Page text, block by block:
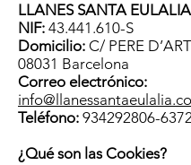
LLANES SANTA EULALIA
NIF: 43.441.610-S
Domicilio: C/ PERE
08031 Barcelona
Correo electrónico:
Teléfono: 934292806-
¿Qué son las Cookies?